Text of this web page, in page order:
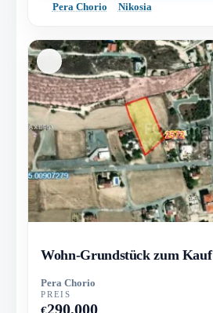
Pera Chorio Nikosia
Wohn-Grundstück zum Kauf
Pera Chorio
PREIS
€290,000